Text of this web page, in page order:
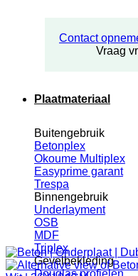
Contact
Vraag
Plaatmateriaal
Buitengebruik
Betonplex
Okoume Multiplex
Easyprime garant
Trespa
Binnengebruik
Underlayment
OSB
MDF
Triplex
Gevelbekleding
Douglas profielen